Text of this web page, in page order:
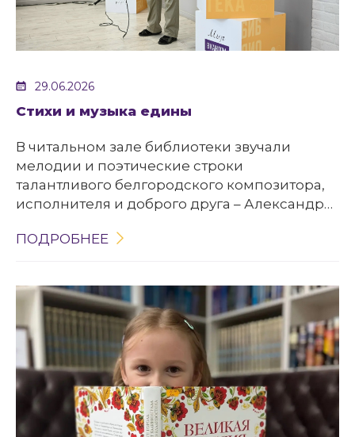
29.06.2026
Стихи и музыка едины
В читальном зале библиотеки звучали
мелодии и поэтические строки
талантливого белгородского композитора,
исполнителя и доброго друга – Александра
ПОДРОБНЕЕ